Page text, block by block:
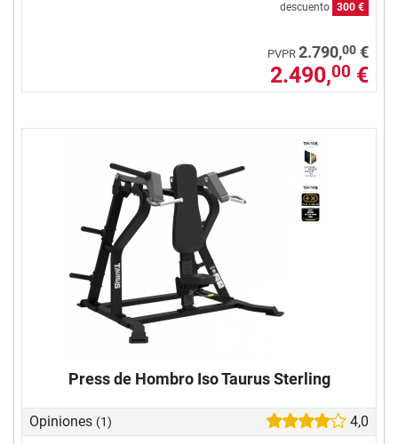
descuento 300 €
PVPR 2.790,00 €
2.490,00 €
Press de Hombro Iso Taurus Sterling
Opiniones (1) 4,0